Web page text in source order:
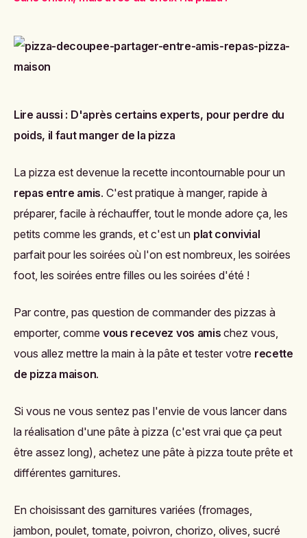
Lire aussi : D'après certains experts, pour perdre du
poids, il faut manger de la pizza
La pizza est devenue la recette incontournable pour un
repas entre amis. C'est pratique à manger, rapide à
préparer, facile à réchauffer, tout le monde adore ça, les
petits comme les grands, et c'est un plat convivial
parfait pour les soirées où l'on est nombreux, les soirées
foot, les soirées entre filles ou les soirées d'été !
Par contre, pas question de commander des pizzas à
emporter, comme vous recevez vos amis chez vous,
vous allez mettre la main à la pâte et tester votre recette
de pizza maison.
Si vous ne vous sentez pas l'envie de vous lancer dans
la réalisation d'une pâte à pizza (c'est vrai que ça peut
être assez long), achetez une pâte à pizza toute prête et
différentes garnitures.
En choisissant des garnitures variées (fromages,
jambon, poulet, tomate, poivron, chorizo, olives, sucré